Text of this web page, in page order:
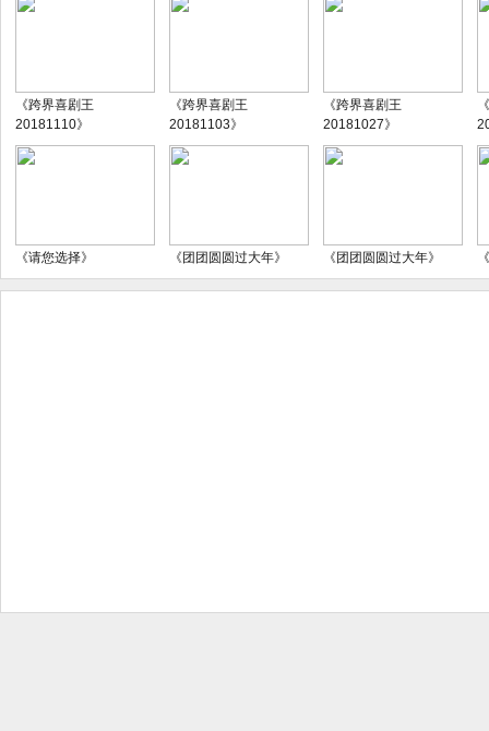
《跨界喜剧王
20181110》
《跨界喜剧王
20181103》
《跨界喜剧王
20181027》
《请您选择》 《团团圆圆过大年》 《团团圆圆过大年》